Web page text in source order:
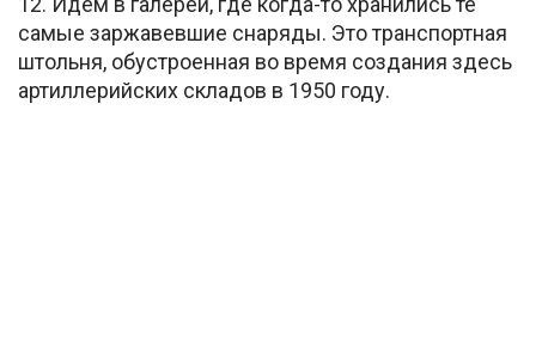
самые заржавевшие снаряды. Это транспортная
штольня, обустроенная во время создания здесь
артиллерийских складов в 1950 году.